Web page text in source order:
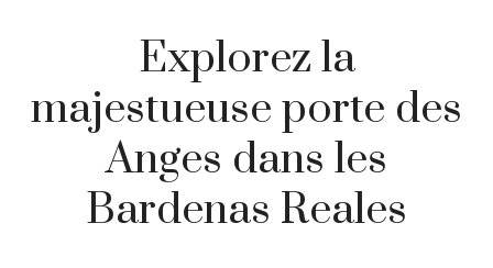
Explorez la
majestueuse porte des
Anges dans les
Bardenas Reales